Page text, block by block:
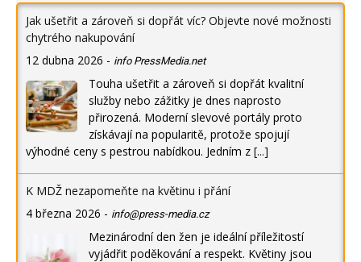
Jak ušetřit a zároveň si dopřát víc? Objevte nové možnosti
chytrého nakupování
12 dubna 2026 - info PressMedia.net
Touha ušetřit a zároveň si dopřát kvalitní
služby nebo zážitky je dnes naprosto
přirozená. Moderní slevové portály proto
získávají na popularitě, protože spojují
výhodné ceny s pestrou nabídkou. Jedním z [...]
K MDŽ nezapomeňte na květinu i přání
4 března 2026 - info@press-media.cz
Mezinárodní den žen je ideální příležitostí
vyjádřit poděkování a respekt. Květiny jsou